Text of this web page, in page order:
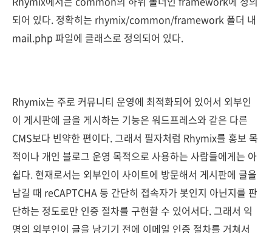
되어 있다. 정확히는 rhymix/common/framework 폴더 내
mail.php 파일에 클래스로 정의되어 있다.
Rhymix는 주로 커뮤니티 운영에 최적화되어 있어서 외부인
이 게시판에 글을 게시하는 기능은 워드프레스와 같은 다른
CMS보다 빈약한 편이다. 그래서 필자처럼 Rhymix를 홍보 목
적이나 개인 블로그 운영 목적으로 사용하는 사람들에게는 아
쉽다. 현재로서는 외부인이 사이트에 방문해서 게시판에 글을
남길 때 reCAPTCHA 등 간단히 접속자가 봇인지 아닌지를 판
단하는 정도로만 인증 절차를 구현할 수 있어서다. 그래서 익
명의 외부인이 글을 남기기 전에 이메일 인증 절차를 거쳐서